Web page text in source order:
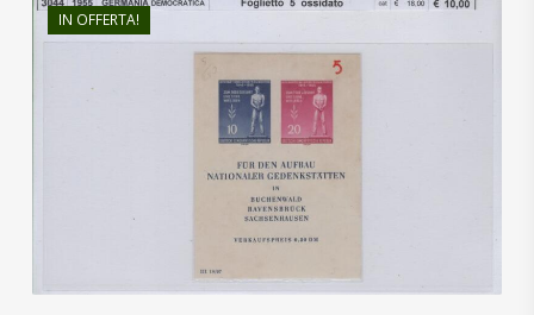
IN OFFERTA!
€18,00
€10,00